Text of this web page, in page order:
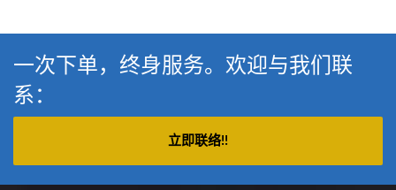
一次下单，终身服务。欢迎与我们联
系：
立即联络!!